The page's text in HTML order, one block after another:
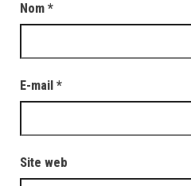
Nom *
E-mail *
Site web